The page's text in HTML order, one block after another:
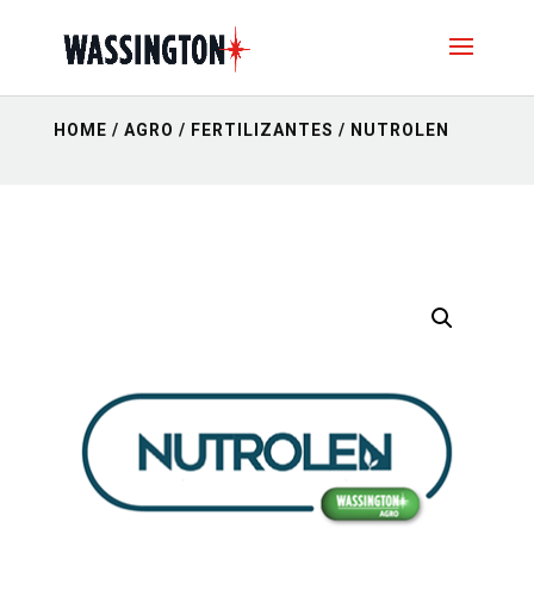
HOME / AGRO / FERTILIZANTES / NUTROLEN